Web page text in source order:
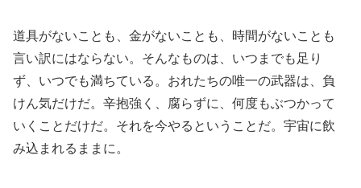
道具がないことも、金がないことも、時間がないことも
言い訳にはならない。そんなものは、いつまでも足り
ず、いつでも満ちている。おれたちの唯一の武器は、負
けん気だけだ。辛抱強く、腐らずに、何度もぶつかって
いくことだけだ。それを今やるということだ。宇宙に飲
み込まれるままに。